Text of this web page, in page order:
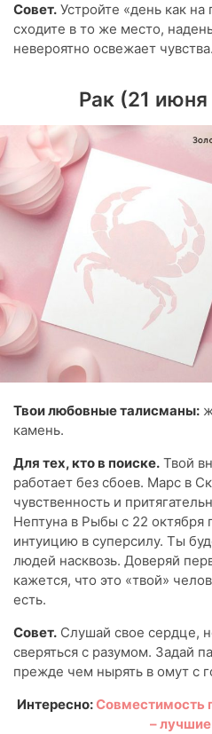
Совет. Устройте «день как
сходите в то же место,
невероятно освежает чувства.
Рак (21
Твои любовные талисманы:
камень.
Для тех, кто в поиске. Твой
работает без сбоев. Марс в
чувственность и
Нептуна в Рыбы с 22 октября
интуицию в суперсилу. Ты
людей насквозь. Доверяй
кажется, что это «твой»
есть.
Совет. Слушай свое сердце,
сверяться с разумом. Задай
прежде чем нырять в омут с
Интересно:Совместимость
–